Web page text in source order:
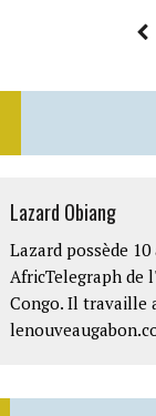
Lazard Obiang
Lazard possède
AfricTelegraph de
Congo. Il travaille